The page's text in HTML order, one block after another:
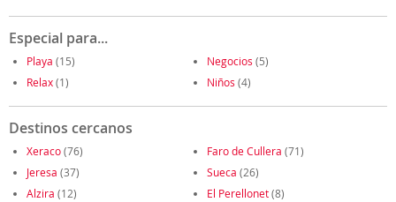
Especial para...
Playa (15) Negocios (5)
Relax(1) Niños (4)
Destinos cercanos
Xeraco(76) Faro de Cullera (71)
Jeresa (37) Sueca (26)
Alzira (12) El Perellonet(8)